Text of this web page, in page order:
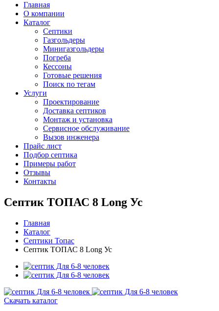
Главная
О компании
Каталог
Септики
Газгольдеры
Минигазгольдеры
Погреба
Кессоны
Готовые решения
Поиск по тегам
Услуги
Проектирование
Доставка септиков
Монтаж и установка
Сервисное обслуживание
Вызов инженера
Прайс лист
Подбор септика
Примеры работ
Отзывы
Контакты
Септик ТОПАС 8 Long Ус
Главная
Каталог
Септики Топас
Септик ТОПАС 8 Long Ус
Скачать каталог